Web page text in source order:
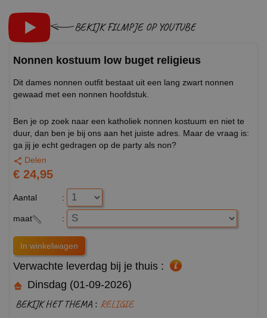
BEKIJK FILMPJE OP YOUTUBE
Nonnen kostuum low buget religieus
Dit dames nonnen outfit bestaat uit een lang zwart nonnen
gewaad met een nonnen hoofdstuk.
Ben je op zoek naar een katholiek nonnen kostuum en niet te
duur, dan ben je bij ons aan het juiste adres. Maar de vraag is:
ga jij je echt gedragen op de party als non?
Delen
€ 24,95
Aantal :
maat :
Verwachte leverdag bij je thuis :
Dinsdag (01-09-2026)
BEKIJK HET THEMA : RELIGIE